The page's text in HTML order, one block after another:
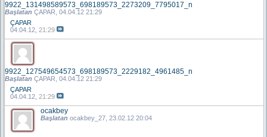
9922_131498589573_698189573_2273209_7795017_n
Başlatan ÇAPAR, 04.04.12 21:29
ÇAPAR
04.04.12, 21:29
9922_127549654573_698189573_2229182_4961485_n
Başlatan ÇAPAR , 04.04.12 21:29
ÇAPAR
04.04.12, 21:29
ocakbey
Başlatan ocakbey_27 , 23.02.12 20:04